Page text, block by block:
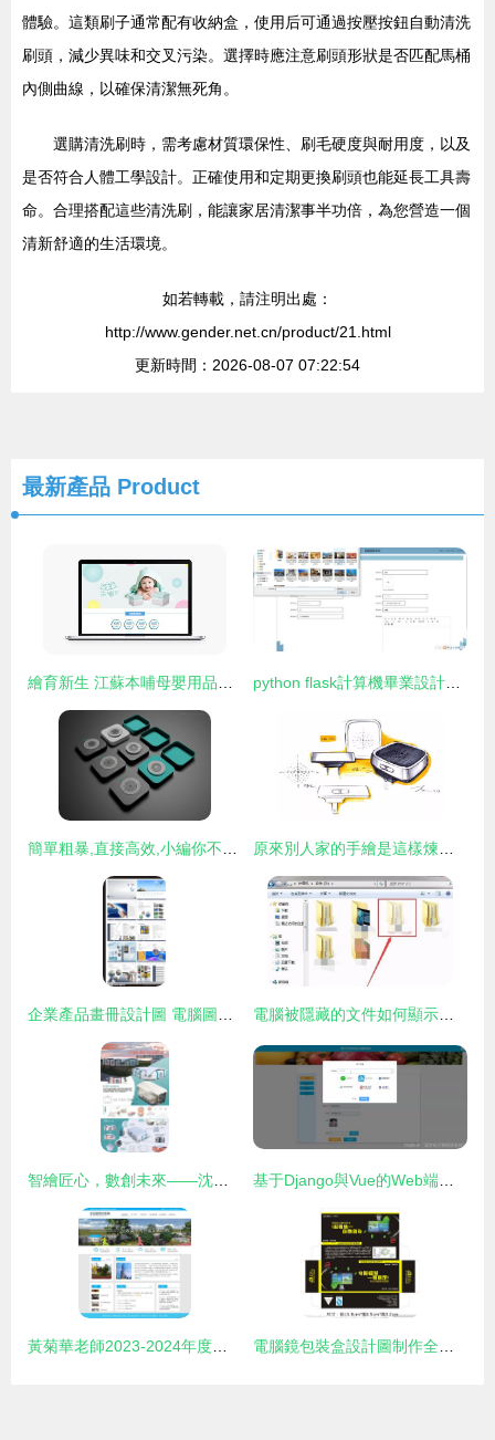
體驗。這類刷子通常配有收納盒，使用后可通過按壓按鈕自動清洗
刷頭，減少異味和交叉污染。選擇時應注意刷頭形狀是否匹配馬桶
內側曲線，以確保清潔無死角。
選購清洗刷時，需考慮材質環保性、刷毛硬度與耐用度，以及
是否符合人體工學設計。正確使用和定期更換刷頭也能延長工具壽
命。合理搭配這些清洗刷，能讓家居清潔事半功倍，為您營造一個
清新舒適的生活環境。
如若轉載，請注明出處：
http://www.gender.net.cn/product/21.html
更新時間：2026-08-07 07:22:54
最新產品 Product
繪育新生 江蘇本哺母嬰用品品牌的電腦圖文設計之道 python flask計算機畢業設計民宿管理系統 程序 開題 論文
簡單粗暴,直接高效,小編你不設精,我跟你沒完 國內最專業的智能科技行業品牌形象設計公司 原來別人家的手繪是這樣煉成的 揭秘電腦圖文設計背后的藝術與科技融合
企業產品畫冊設計圖 電腦圖文制作的藝術與實踐 電腦被隱藏的文件如何顯示？兩大圖文教程詳解與設計制作
智繪匠心，數創未來——沈陽理工大學工業設計產品設計專業2020屆本科畢業展電腦圖文設計制作解析 基于Django與Vue的Web端禮品卡銷售系統設計與實現
黃菊華老師2023-2024年度原創計算機畢業設計作品集錦 20個精品電腦圖文設計制作方案推薦 電腦鏡包裝盒設計圖制作全解析